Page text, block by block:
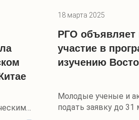
18 марта 2025
РГО объявляет
участие в
изучению
Молодые ученые и
подать заявку до 31